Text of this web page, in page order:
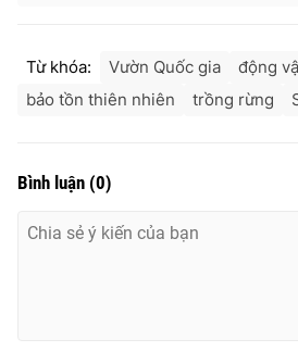
Từ khóa: Vườn Quốc gia
động
bảo tồn thiên nhiên
trồng rừng
Bình luận (0)